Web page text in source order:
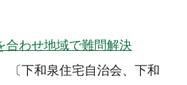
わせ地域で難問解決
〔下和泉住宅自治会、下和